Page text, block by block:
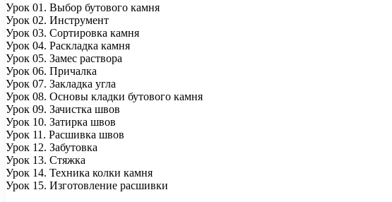
Урок 01. Выбор бутового камня
Урок 02. Инструмент
Урок 03. Сортировка камня
Урок 04. Раскладка камня
Урок 05. Замес раствора
Урок 06. Причалка
Урок 07. Закладка угла
Урок 08. Основы кладки бутового камня
Урок 09. Зачистка швов
Урок 10. Затирка швов
Урок 11. Расшивка швов
Урок 12. Забутовка
Урок 13. Стяжка
Урок 14. Техника колки камня
Урок 15. Изготовление расшивки